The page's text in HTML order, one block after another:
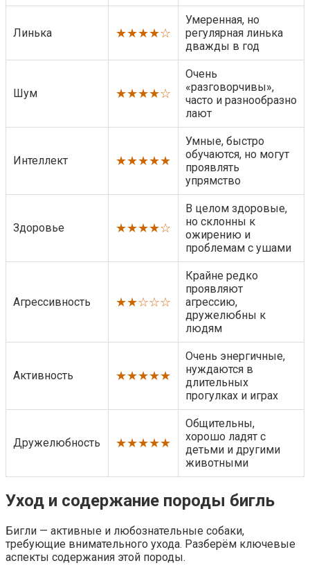
Линька ★★★★☆
Умеренная, но
регулярная линька
дважды в год
Шум ★★★★☆
Очень
«разговорчивы»,
часто и разнообразно
лают
Интеллект ★★★★★
Умные, быстро
обучаются, но могут
проявлять
упрямство
Здоровье ★★★★☆
В целом здоровые,
но склонны к
ожирению и
проблемам с ушами
Агрессивность ★★☆☆☆
Крайне редко
проявляют
агрессию,
дружелюбны к
людям
Активность ★★★★★
Очень энергичные,
нуждаются в
длительных
прогулках и играх
Дружелюбность ★★★★★
Общительны,
хорошо ладят с
детьми и другими
животными
Уход и содержание породы бигль
Бигли — активные и любознательные собаки,
требующие внимательного ухода. Разберём ключевые
аспекты содержания этой породы.